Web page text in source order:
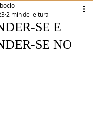
SE E
SE NO
2 min de leitura